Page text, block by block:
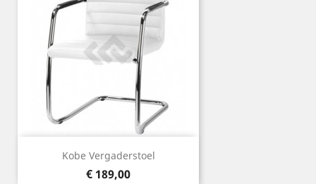
Kobe Vergaderstoel
Prijs
€ 189,00